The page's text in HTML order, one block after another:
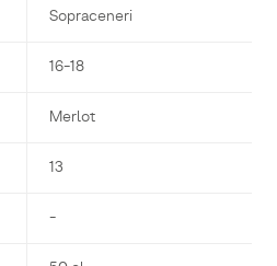
Sopraceneri
16-18
Merlot
13
-